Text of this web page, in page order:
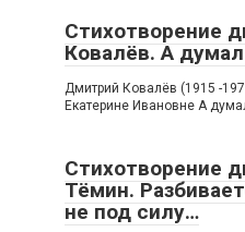
Стихотворение
Ковалёв. А
Дмитрий Ковалёв (1915 -
Екатерине Ивановне А
Стихотворение
Тёмин.
не под силу…